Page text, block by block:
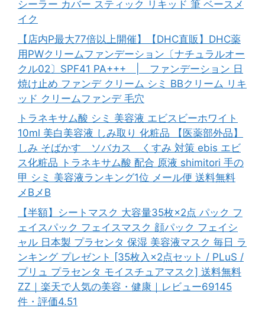
シーラー カバー スティック リキッド 筆 ベースメ
イク
【店内P最大77倍以上開催】【DHC直販】DHC薬
用PWクリームファンデーション〔ナチュラルオー
クル02〕SPF41 PA+++ | ファンデーション 日
焼け止め ファンデ クリーム シミ BBクリーム リキ
ッド クリームファンデ 毛穴
トラネキサム酸 シミ 美容液 エビスビーホワイト
10ml 美白美容液 しみ取り 化粧品 【医薬部外品】
しみ そばかす ソバカス くすみ 対策 ebis エビ
ス化粧品 トラネキサム酸 配合 原液 shimitori 手の
甲 シミ 美容液ランキング1位 メール便 送料無料
メBメB
【半額】シートマスク 大容量35枚×2点 パック フ
ェイスパック フェイスマスク 顔パック フェイシ
ャル 日本製 プラセンタ 保湿 美容液マスク 毎日 ラ
ンキング プレゼント [35枚入×2点セット / PLuS /
プリュ プラセンタ モイスチュアマスク] 送料無料
ZZ｜楽天で人気の美容・健康｜レビュー69145
件・評価4.51